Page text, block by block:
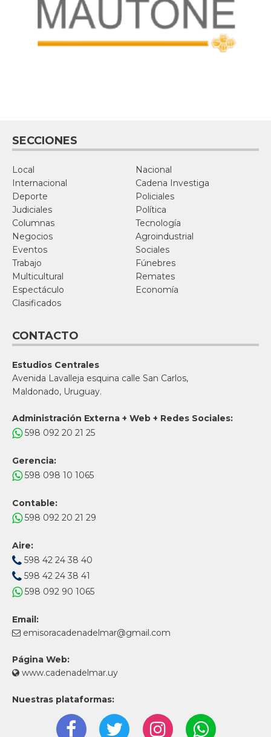
SECCIONES
Local
Nacional
Internacional
Cadena Investiga
Deporte
Policiales
Judiciales
Política
Columnas
Tecnología
Negocios
Agroindustrial
Eventos
Sociales
Trabajo
Fúnebres
Multicultural
Remates
Espectáculo
Economía
Clasificados
CONTACTO
Estudios Centrales
Avenida Lavalleja esquina calle San Carlos,
Maldonado, Uruguay.
Administración Externa + Web + Redes Sociales:
598 092 20 21 25
Gerencia:
598 098 10 1065
Contable:
598 092 20 21 29
Aire:
598 42 24 38 40
598 42 24 38 41
598 092 90 1065
Email:
emisoracadenadelmar@gmail.com
Página Web:
www.cadenadelmar.uy
Nuestras plataformas: